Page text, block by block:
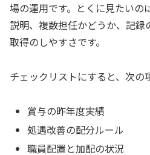
場の運用です。とくに見たいの
説明、複数担任かどうか、記
取得のしやすさです。
チェックリストにすると、次の
賞与の昨年度実績
処遇改善の配分ルール
職員配置と加配の状況